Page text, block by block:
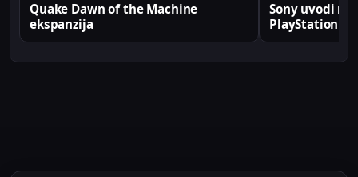
Quake Dawn of the Machine
ekspanzija
Sony uvodi
PlayStation